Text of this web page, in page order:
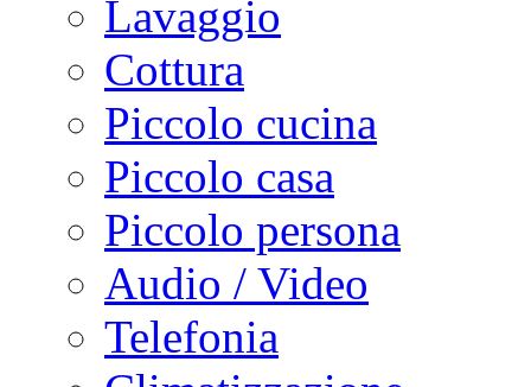
Lavaggio
Cottura
Piccolo cucina
Piccolo casa
Piccolo persona
Audio / Video
Telefonia